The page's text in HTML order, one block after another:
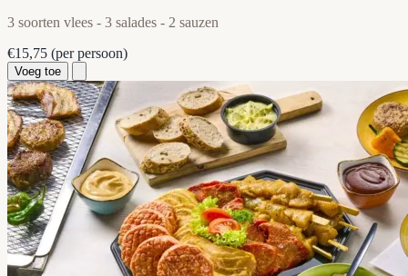
3 soorten vlees - 3 salades - 2 sauzen
€15,75 (per persoon)
Voeg toe